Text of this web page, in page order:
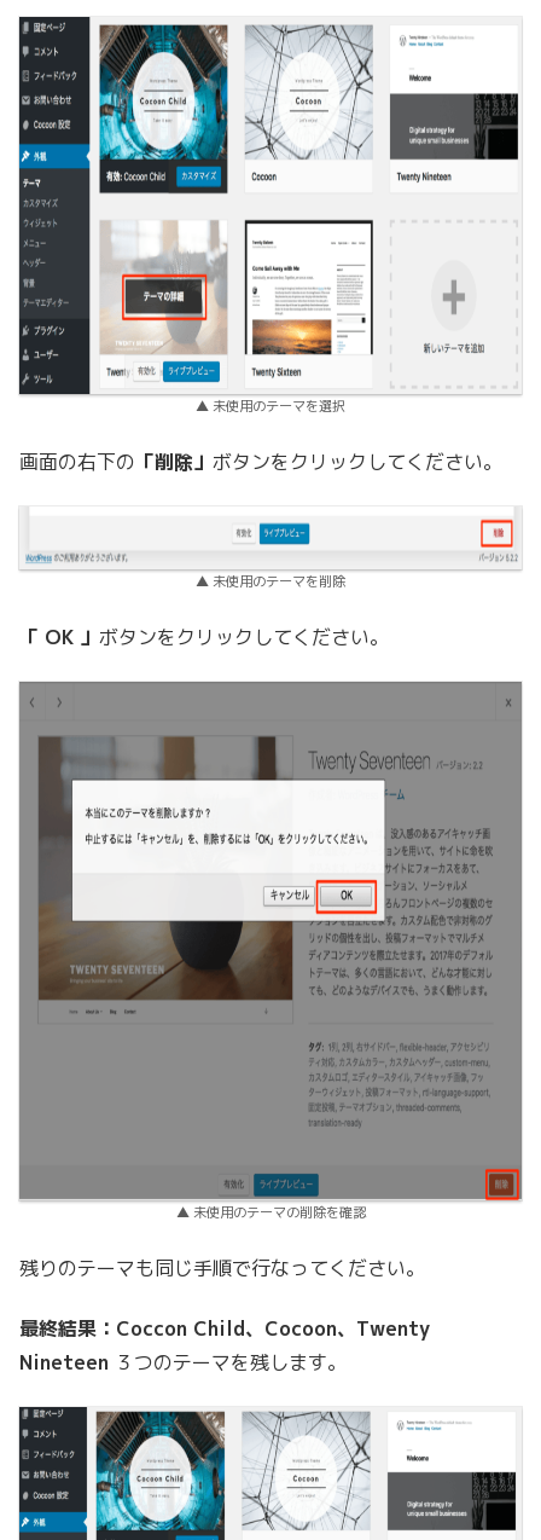
▲ 未使用のテーマを選択
画面の右下の 「削除」 ボタンをクリックしてください。
▲ 未使用のテーマを削除
「 OK 」 ボタンをクリックしてください。
▲ 未使用のテーマの削除を確認
残りのテーマも同じ手順で行なってください。
最終結果：Coccon Child、Cocoon、Twenty
Nineteen ３つのテーマを残します。